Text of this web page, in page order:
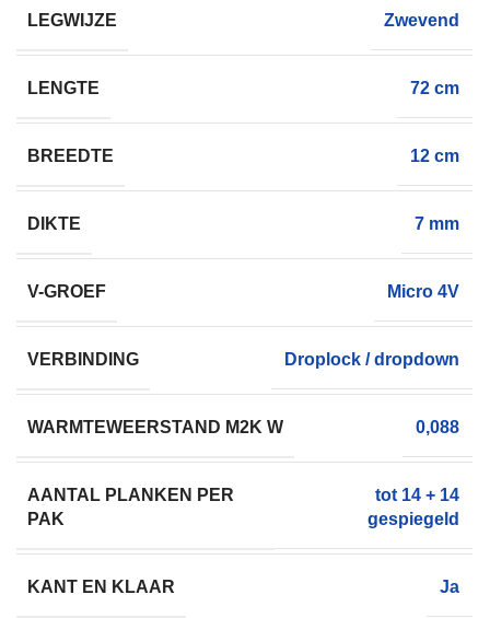
LEGWIJZE Zwevend
LENGTE 72 cm
BREEDTE 12 cm
DIKTE 7 mm
V-GROEF Micro 4V
VERBINDING Droplock / dropdown
WARMTEWEERSTAND M2K W 0,088
AANTAL PLANKEN PER
PAK
tot 14 + 14
gespiegeld
KANT EN KLAAR Ja